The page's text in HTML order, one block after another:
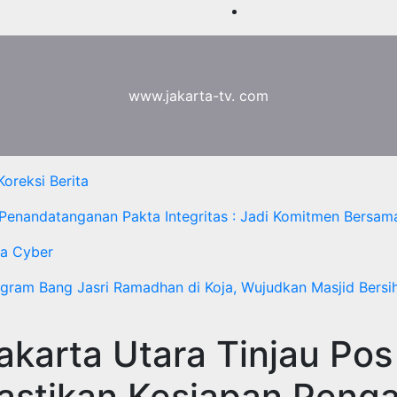
www.jakarta-tv. com
Berita
Pakta Integritas : Jadi Komitmen
Cyber
Bang Jasri Ramadhan di Koja, Wujudkan Masjid
Utara Tinjau